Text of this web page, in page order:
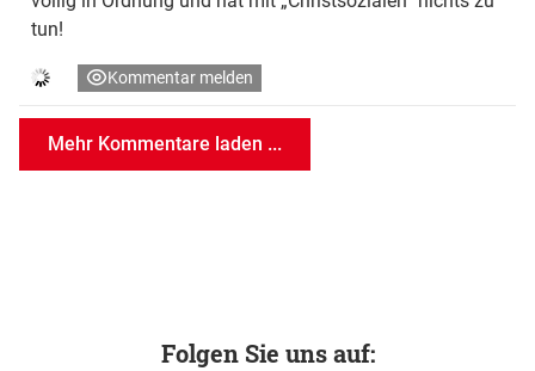
tun!
Kommentar melden
Mehr Kommentare laden ...
Folgen Sie uns auf: